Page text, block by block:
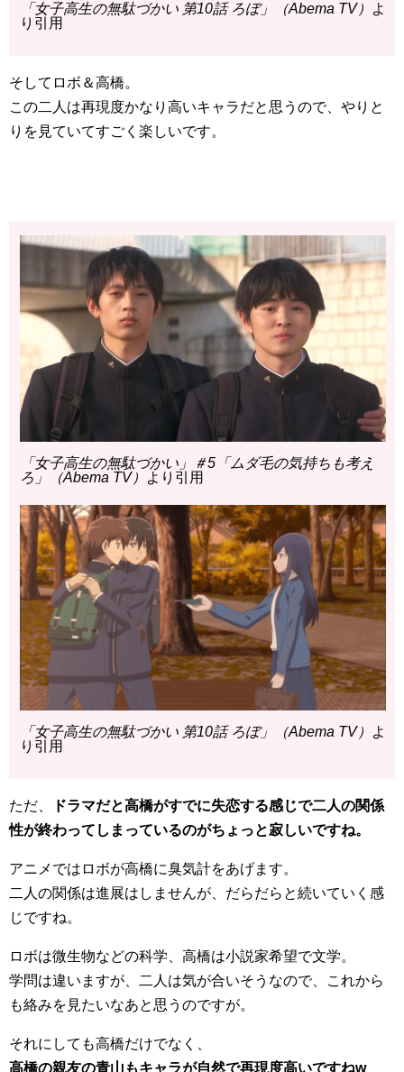
「女子高生の無駄づかい 第10話 ろぼ」（Abema TV）
よ
り引用
そしてロボ＆高橋。
この二人は再現度かなり高いキャラだと思うので、やりと
りを見ていてすごく楽しいです。
「女子高生の無駄づかい」＃5「ムダ毛の気持ちも考え
ろ」（Abema TV）
より引用
「女子高生の無駄づかい 第10話 ろぼ」（Abema TV）
よ
り引用
ただ、
ドラマだと高橋がすでに失恋する感じで二人の関係
性が終わってしまっているのがちょっと寂しいですね。
アニメではロボが高橋に臭気計をあげます。
二人の関係は進展はしませんが、だらだらと続いていく感
じですね。
ロボは微生物などの科学、高橋は小説家希望で文学。
学問は違いますが、二人は気が合いそうなので、これから
も絡みを見たいなあと思うのですが。
それにしても高橋だけでなく、
高橋の親友の青山もキャラが自然で再現度高いですねw